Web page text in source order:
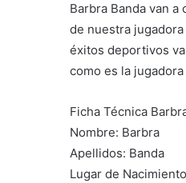
Barbra Banda van
de nuestra
éxitos deportivos
como es la
Ficha Técnica
Nombre: Barbra
Apellidos: Banda
Lugar de